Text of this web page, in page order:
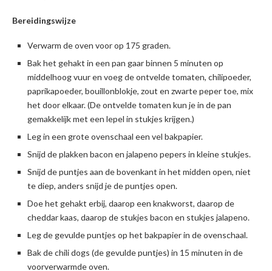
Bereidingswijze
Verwarm de oven voor op 175 graden.
Bak het gehakt in een pan gaar binnen 5 minuten op
middelhoog vuur en voeg de ontvelde tomaten, chilipoeder,
paprikapoeder, bouillonblokje, zout en zwarte peper toe, mix
het door elkaar. (De ontvelde tomaten kun je in de pan
gemakkelijk met een lepel in stukjes krijgen.)
Leg in een grote ovenschaal een vel bakpapier.
Snijd de plakken bacon en jalapeno pepers in kleine stukjes.
Snijd de puntjes aan de bovenkant in het midden open, niet
te diep, anders snijd je de puntjes open.
Doe het gehakt erbij, daarop een knakworst, daarop de
cheddar kaas, daarop de stukjes bacon en stukjes jalapeno.
Leg de gevulde puntjes op het bakpapier in de ovenschaal.
Bak de chili dogs (de gevulde puntjes) in 15 minuten in de
voorverwarmde oven.